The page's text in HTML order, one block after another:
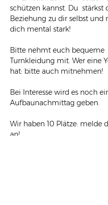
schützen kannst. Du  stärkst
Beziehung zu dir selbst und
dich mental stark!
Bitte nehmt euch bequeme
Turnkleidung mit. Wer eine
hat: bitte auch mitnehmen!
Bei Interesse wird es noch
Aufbaunachmittag geben.
Wir haben 10 Plätze: melde
an!